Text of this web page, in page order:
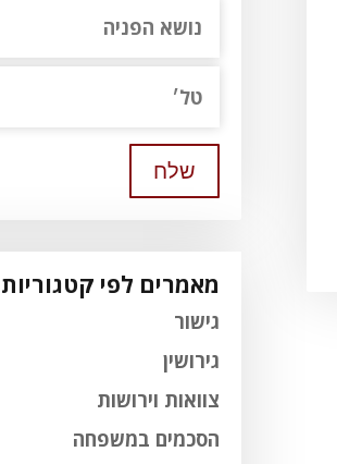
שלח
מאמרים לפי קטגוריות
גישור
גירושין
צוואות וירושות
הסכמים במשפחה